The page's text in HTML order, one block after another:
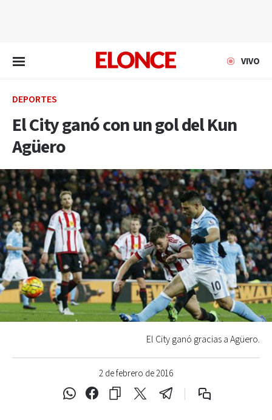
VIVO
DEPORTES
El City ganó con un gol del Kun
Agüero
2 de febrero de 2016
El City ganó gracias a Agüero.